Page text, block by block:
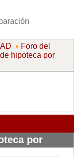
de 2013
Propietarios
Foro del
hipoteca por
por